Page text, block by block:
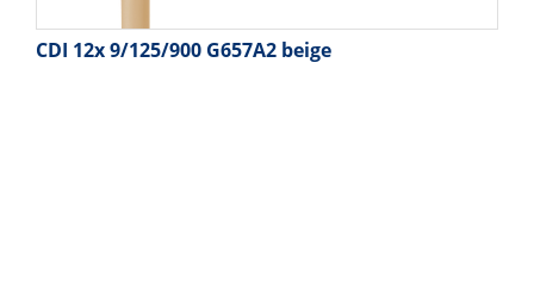
CDI 12x 9/125/900 G657A2 beige